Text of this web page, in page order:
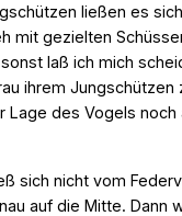
ließen es
mit gezielten
laß ich mich
ihrem Jungschützen
Lage des Vogels noch
sich nicht vom
auf die Mitte. Dann